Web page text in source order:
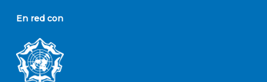
En red con